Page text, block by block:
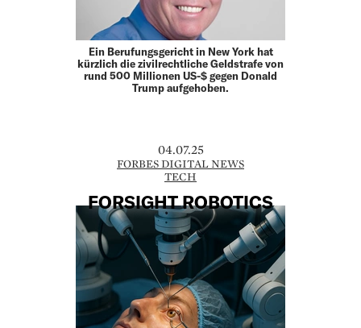
Ein Berufungsgericht in New York hat
kürzlich die zivilrechtliche Geldstrafe von
rund 500 Millionen US-$ gegen Donald
Trump aufgehoben.
04.07.25
FORBES DIGITAL NEWS
TECH
FORSIGHT ROBOTICS